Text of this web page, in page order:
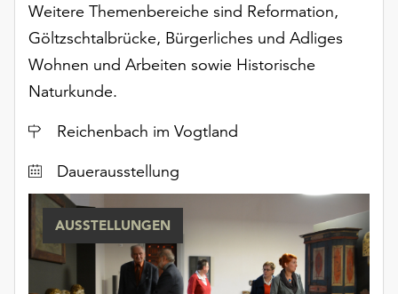
Weitere Themenbereiche sind Reformation,
Göltzschtalbrücke, Bürgerliches und Adliges
Wohnen und Arbeiten sowie Historische
Naturkunde.
Ort
Reichenbach im Vogtland
Dauerausstellung
AUSSTELLUNGEN